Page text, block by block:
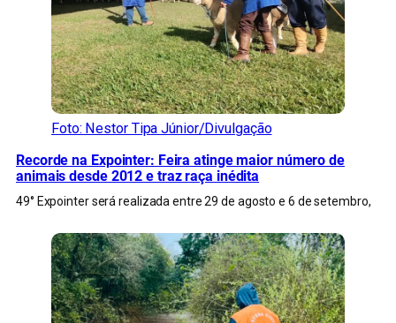
Foto: Nestor Tipa Júnior/Divulgação
Recorde na Expointer: Feira atinge maior número de
animais desde 2012 e traz raça inédita
49° Expointer será realizada entre 29 de agosto e 6 de setembro,